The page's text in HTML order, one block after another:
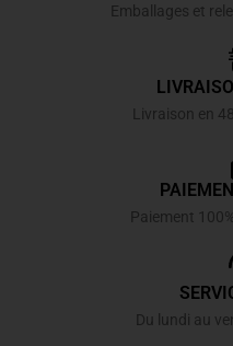
Emballages et
Livraison en
Paiement
Du lundi au